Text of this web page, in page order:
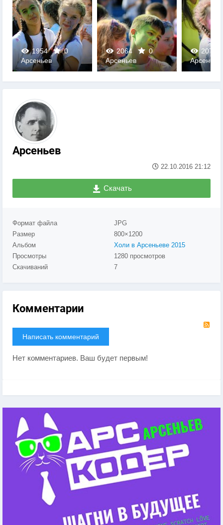
1954
0
0
Арсеньев
2064
0
0
Арсеньев
2077
0
Арсеньев
Арсеньев
22.10.2016 21:12
Скачать
Формат файла
JPG
Размер
800×1200
Альбом
Холи в Арсеньеве 2015
Просмотры
1280 просмотров
Скачиваний
7
Комментарии
Написать комментарий
Нет комментариев. Ваш будет первым!